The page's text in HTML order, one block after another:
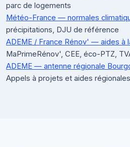
parc de logements
Météo-France — normales
précipitations, DJU de référence
ADEME / France Rénov' — aides à
MaPrimeRénov', CEE, éco-PTZ,
ADEME — antenne régionale
Appels à projets et aides